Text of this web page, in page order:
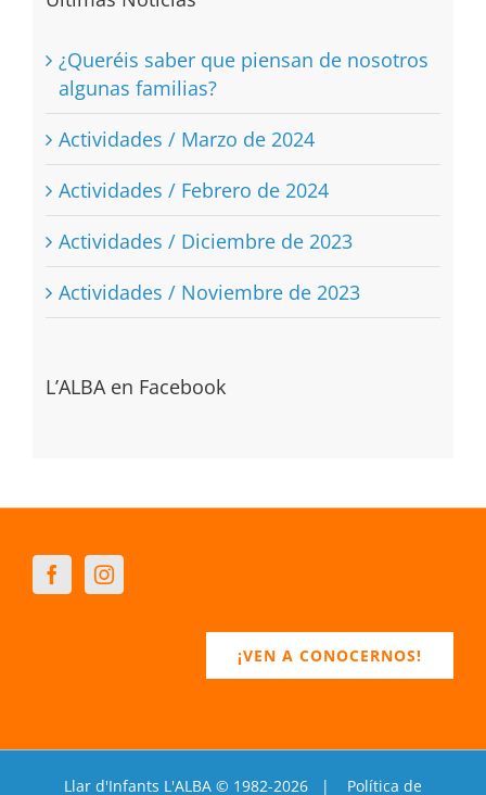
¿Queréis saber que piensan de nosotros
algunas familias?
Actividades / Marzo de 2024
Actividades / Febrero de 2024
Actividades / Diciembre de 2023
Actividades / Noviembre de 2023
L’ALBA en Facebook
¡VEN A CONOCERNOS!
Llar d'Infants L'ALBA © 1982-2026 | Política de